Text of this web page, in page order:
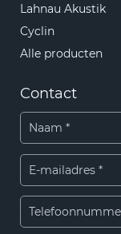
Lahnau Akustik
Cyclin
Alle producten
Contact